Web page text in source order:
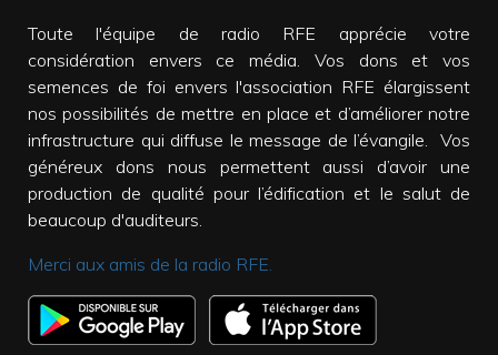
Toute l'équipe de radio RFE apprécie votre
considération envers ce média. Vos dons et vos
semences de foi envers l'association RFE élargissent
nos possibilités de mettre en place et d’améliorer notre
infrastructure qui diffuse le message de l’évangile. Vos
généreux dons nous permettent aussi d’avoir une
production de qualité pour l’édification et le salut de
beaucoup d'auditeurs.
Merci aux amis de la radio RFE.